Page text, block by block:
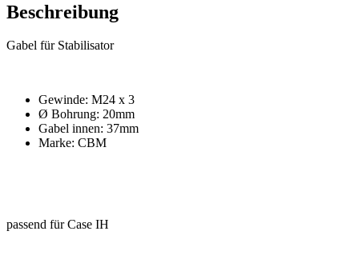
Beschreibung
Gabel für Stabilisator
Gewinde: M24 x 3
Ø Bohrung: 20mm
Gabel innen: 37mm
Marke: CBM
passend für Case IH